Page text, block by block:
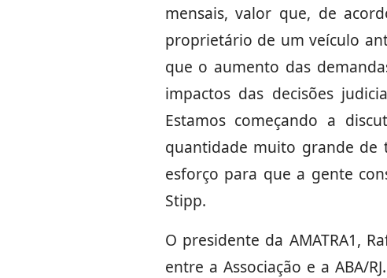
mensais, valor que, de
proprietário de um veículo
que o aumento das
impactos das decisões
Estamos começando a
quantidade muito grande de
esforço para que a gente
Stipp.
O presidente da AMATRA1,
entre a Associação e a ABA/